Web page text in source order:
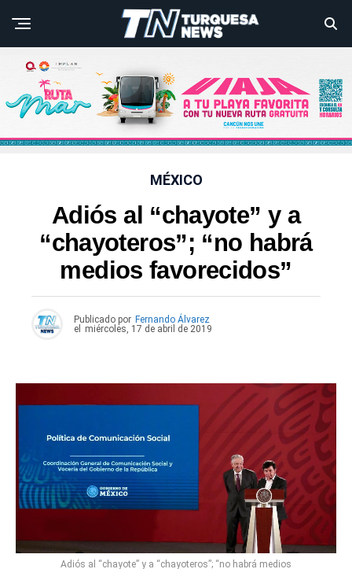
MÉXICO
Adiós al “chayote” y a
“chayoteros”; “no habrá
medios favorecidos”
Publicado por Fernando Álvarez
el
miércoles, 17 de abril de 2019
Adiós al “chayote” y a “chayoteros”; “no habrá medios